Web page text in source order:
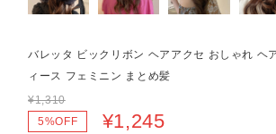
バレッタ ビックリボン ヘアアクセ おしゃれ ヘ
ィース フェミニン まとめ髪
¥1,310
5%OFF
¥1,245